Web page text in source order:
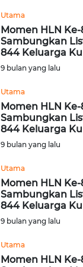
Utama
Momen HLN
Sambungkan
844 Keluarga
9 bulan yang lalu
Utama
Momen HLN
Sambungkan
844 Keluarga
9 bulan yang lalu
Utama
Momen HLN
Sambungkan
844 Keluarga
9 bulan yang lalu
Utama
Momen HLN